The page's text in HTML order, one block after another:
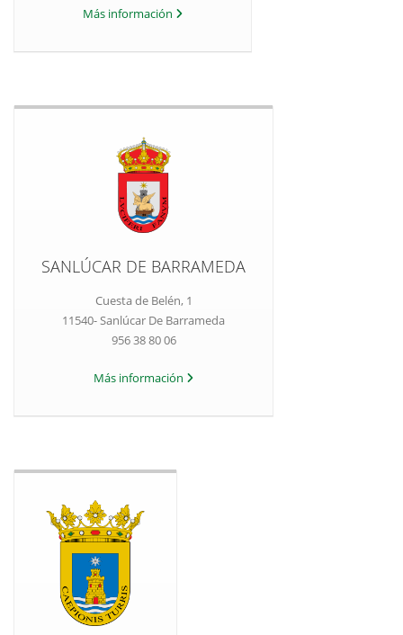
Más información
SANLÚCAR DE BARRAMEDA
Cuesta de Belén, 1
11540- Sanlúcar De Barrameda
956 38 80 06
Más información